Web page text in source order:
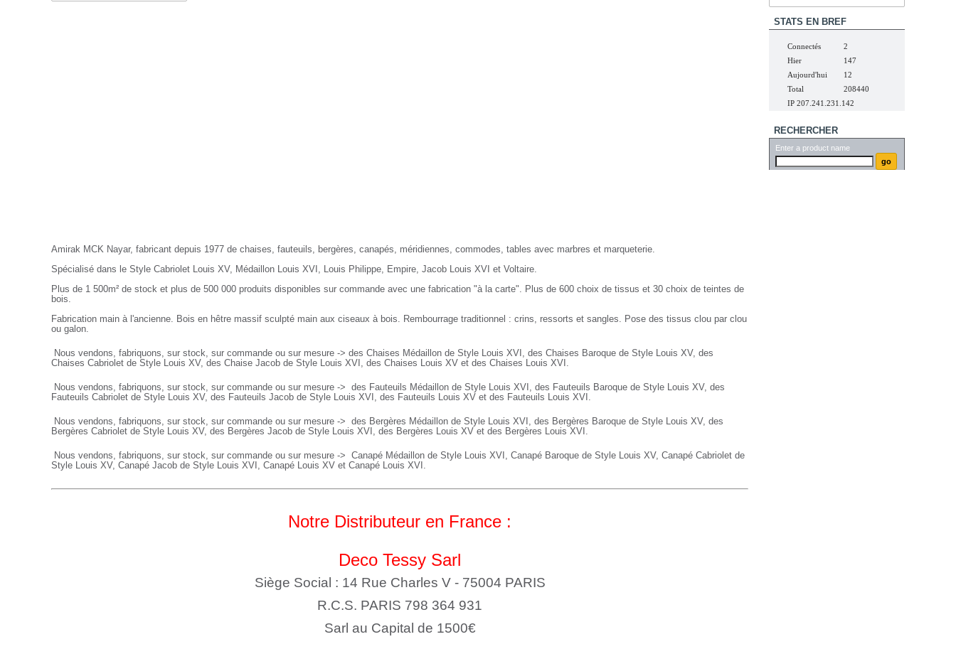
STATS EN BREF
Connectés
2
Hier
147
Aujourd'hui
12
Total
208440
IP 207.241.231.142
RECHERCHER
Enter a product name
Amirak MCK Nayar, fabricant depuis 1977 de chaises, fauteuils, bergères, canapés, méridiennes, commodes, tables avec marbres et marqueterie.
Spécialisé dans le Style Cabriolet Louis XV, Médaillon Louis XVI, Louis Philippe, Empire, Jacob Louis XVI et Voltaire.
Plus de 1 500m² de stock et plus de 500 000 produits disponibles sur commande avec une fabrication "à la carte". Plus de 600 choix de tissus et 30 choix de teintes de
bois.
Fabrication main à l'ancienne. Bois en hêtre massif sculpté main aux ciseaux à bois. Rembourrage traditionnel : crins, ressorts et sangles. Pose des tissus clou par clou
ou galon.
Nous vendons, fabriquons, sur stock, sur commande ou sur mesure -> des Chaises Médaillon de Style Louis XVI, des Chaises Baroque de Style Louis XV, des
Chaises Cabriolet de Style Louis XV, des Chaise Jacob de Style Louis XVI, des Chaises Louis XV et des Chaises Louis XVI.
Nous vendons, fabriquons, sur stock, sur commande ou sur mesure -> des Fauteuils Médaillon de Style Louis XVI, des Fauteuils Baroque de Style Louis XV, des
Fauteuils Cabriolet de Style Louis XV, des Fauteuils Jacob de Style Louis XVI, des Fauteuils Louis XV et des Fauteuils Louis XVI.
Nous vendons, fabriquons, sur stock, sur commande ou sur mesure -> des Bergères Médaillon de Style Louis XVI, des Bergères Baroque de Style Louis XV, des
Bergères Cabriolet de Style Louis XV, des Bergères Jacob de Style Louis XVI, des Bergères Louis XV et des Bergères Louis XVI.
Nous vendons, fabriquons, sur stock, sur commande ou sur mesure -> Canapé Médaillon de Style Louis XVI, Canapé Baroque de Style Louis XV, Canapé Cabriolet de
Style Louis XV, Canapé Jacob de Style Louis XVI, Canapé Louis XV et Canapé Louis XVI.
Notre Distributeur en France :
Deco Tessy Sarl
Siège Social : 14 Rue Charles V - 75004 PARIS
R.C.S. PARIS 798 364 931
Sarl au Capital de 1500€